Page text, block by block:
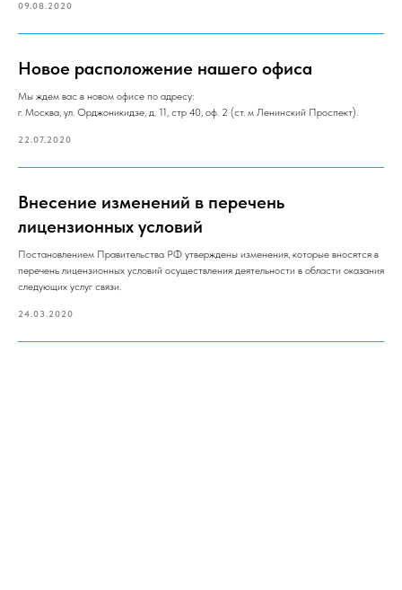
09.08.2020
Новое расположение нашего офиса
Мы ждем вас в новом офисе по адресу:
г. Москва, ул. Орджоникидзе, д. 11, стр 40, оф. 2 (ст. м Ленинский Проспект).
22.07.2020
Внесение изменений в перечень
лицензионных условий
Постановлением Правительства РФ утверждены изменения, которые вносятся в
перечень лицензионных условий осуществления деятельности в области оказания
следующих услуг связи.
24.03.2020